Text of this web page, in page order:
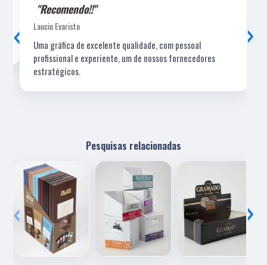
"Recomendo!!"
Laucio Evaristo
Uma gráfica de excelente qualidade, com pessoal
profissional e experiente, um de nossos fornecedores
estratégicos.
‹ ›
Pesquisas relacionadas
‹ ›